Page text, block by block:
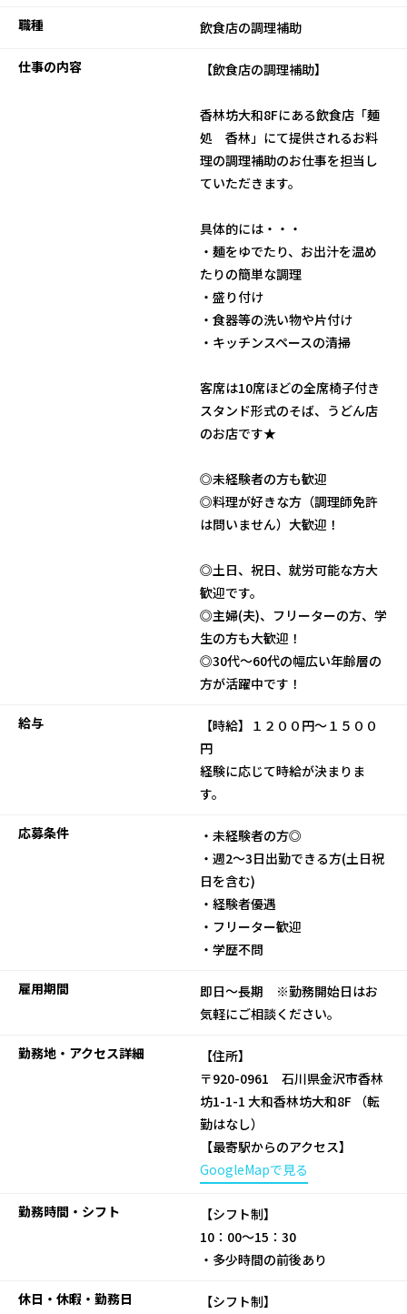
職種 飲食店の調理補助
仕事の内容 【飲食店の調理補助】
香林坊大和8Fにある飲食店「麺
処 香林」にて提供されるお料
理の調理補助のお仕事を担当し
ていただきます。
具体的には・・・
・麺をゆでたり、お出汁を温め
たりの簡単な調理
・盛り付け
・食器等の洗い物や片付け
・キッチンスペースの清掃
客席は10席ほどの全席椅子付き
スタンド形式のそば、うどん店
のお店です★
◎未経験者の方も歓迎
◎料理が好きな方（調理師免許
は問いません）大歓迎！
◎土日、祝日、就労可能な方大
歓迎です。
◎主婦(夫)、フリーターの方、学
生の方も大歓迎！
◎30代～60代の幅広い年齢層の
方が活躍中です！
給与
【時給】１２００円～１５００
円
経験に応じて時給が決まりま
す。
応募条件
・未経験者の方◎
・週2～3日出勤できる方(土日祝
日を含む)
・経験者優遇
・フリーター歓迎
・学歴不問
雇用期間
即日～長期 ※勤務開始日はお
気軽にご相談ください。
勤務地・アクセス詳細
【住所】
〒920-0961 石川県金沢市香林
坊1-1-1 大和香林坊大和8F （転
勤はなし）
【最寄駅からのアクセス】
GoogleMapで見る
勤務時間・シフト
【シフト制】
10：00～15：30
・多少時間の前後あり
休日・休暇・勤務日
【シフト制】